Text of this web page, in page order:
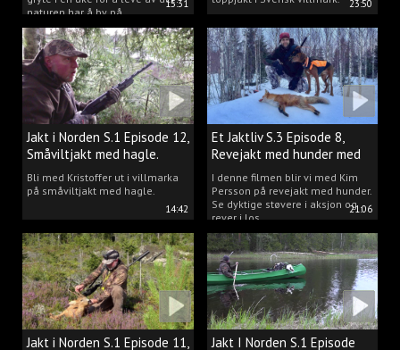
15:31
naturen har å by på.
23:50
14:42
Jakt i Norden S.1 Episode 12,
Småviltjakt med hagle.
Bli med Kristoffer ut i villmarka
på småviltjakt med hagle.
21:06
Et Jaktliv S.3 Episode 8,
Revejakt med hunder med
Kim Persson.
I denne filmen blir vi med Kim
Persson på revejakt med hunder.
Se dyktige støvere i aksjon og
rever i los.
Jakt i Norden S.1 Episode 11, Jakt I Norden S.1 Episode